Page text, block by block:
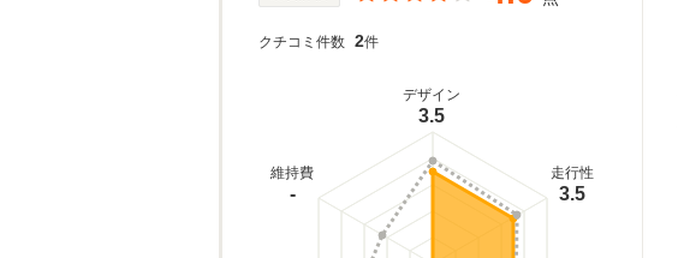
クチコミ件数 2件
デザイン
3.5
走行性
3.5
維持費
-